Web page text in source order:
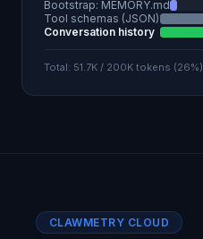
Bootstrap: MEMORY.md
Tool schemas (JSON)
Conversation history
Total: 51.7K / 200K tokens (26%)
CLAWMETRY CLOUD